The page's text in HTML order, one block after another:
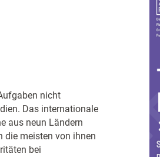
nicht
Das internationale
aus neun Ländern
die meisten von ihnen
bei